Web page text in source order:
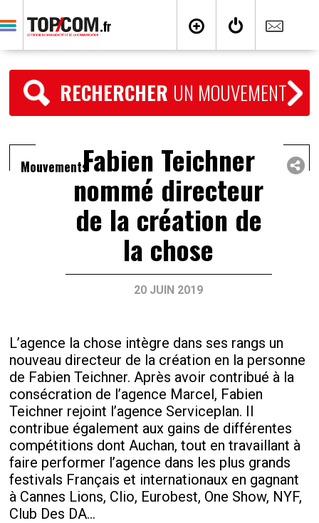
RECHERCHER UN MOUVEMENT
MouvementsFabien Teichner
nommé directeur
de la création de
la chose
20 JUIN 2019
L’agence la chose intègre dans ses rangs un
nouveau directeur de la création en la personne
de Fabien Teichner. Après avoir contribué à la
consécration de l’agence Marcel, Fabien
Teichner rejoint l’agence Serviceplan. Il
contribue également aux gains de différentes
compétitions dont Auchan, tout en travaillant à
faire performer l’agence dans les plus grands
festivals Français et internationaux en gagnant
à Cannes Lions, Clio, Eurobest, One Show, NYF,
Club Des DA…